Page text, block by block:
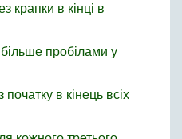
крапки в кінці в
пробілами у
в кінець всіх